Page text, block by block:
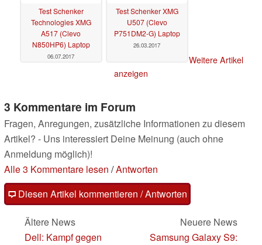
Test Schenker
Technologies XMG
A517 (Clevo
N850HP6) Laptop
06.07.2017
Test Schenker XMG
U507 (Clevo
P751DM2-G) Laptop
26.03.2017
Weitere Artikel
anzeigen
3 Kommentare im Forum
Fragen, Anregungen, zusätzliche Informationen zu diesem
Artikel? - Uns interessiert Deine Meinung (auch ohne
Anmeldung möglich)!
Alle 3 Kommentare lesen /Antworten
Diesen Artikel kommentieren / Antworten
Ältere News
Dell: Kampf gegen
Neuere News
Samsung Galaxy S9: